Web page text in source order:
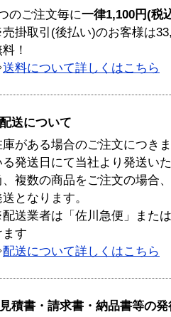
のご注文毎に一律1,100円(税
掛取引(後払い)のお客様は
！
送料について詳しくはこちら
配送について
庫がある場合のご注文につき
る発送日にて当社より発送い
、複数の商品をご注文の場合
となります。
送業者は「佐川急便」また
ます
配送について詳しくはこちら
見積書・請求書・納品書等の